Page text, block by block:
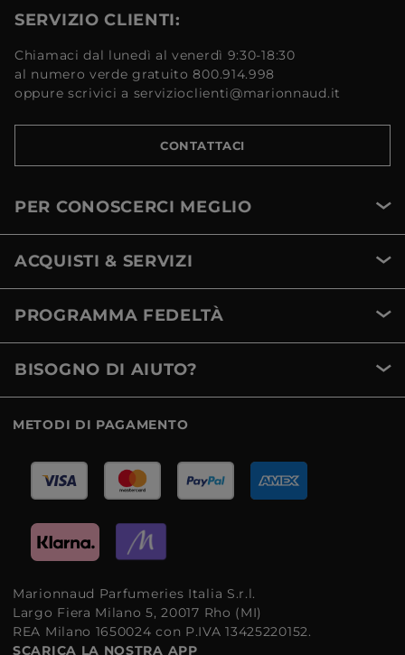
SERVIZIO CLIENTI:
Chiamaci dal lunedì al venerdì 9:30-18:30
al numero verde gratuito 800.914.998
oppure scrivici a servizioclienti@marionnaud.it
CONTATTACI
PER CONOSCERCI MEGLIO
ACQUISTI & SERVIZI
PROGRAMMA FEDELTÀ
BISOGNO DI AIUTO?
METODI DI PAGAMENTO
Marionnaud Parfumeries Italia S.r.l.
Largo Fiera Milano 5, 20017 Rho (MI)
REA Milano 1650024 con P.IVA 13425220152.
SCARICA LA NOSTRA APP